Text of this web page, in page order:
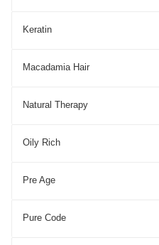
Keratin
Macadamia Hair
Natural Therapy
Oily Rich
Pre Age
Pure Cоde